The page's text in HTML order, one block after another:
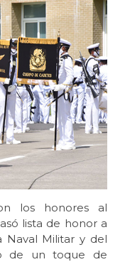
los honores al
lista de honor a
Naval Militar y del
de un toque de